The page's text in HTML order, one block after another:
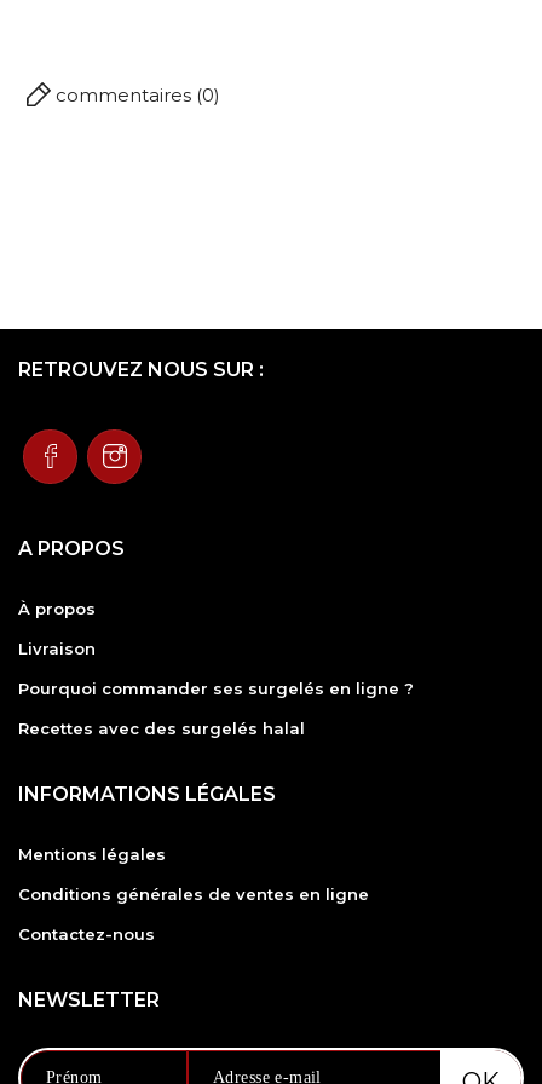
commentaires (0)
RETROUVEZ NOUS SUR :
A PROPOS
À propos
Livraison
Pourquoi commander ses surgelés en ligne ?
Recettes avec des surgelés halal
INFORMATIONS LÉGALES
Mentions légales
Conditions générales de ventes en ligne
Contactez-nous
NEWSLETTER